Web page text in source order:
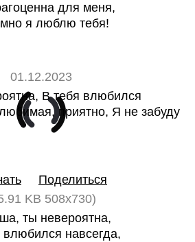
для меня,
я люблю тебя!
01.12.2023
Поделиться
KB 508x730)
ты невероятна,
влюбился навсегда,